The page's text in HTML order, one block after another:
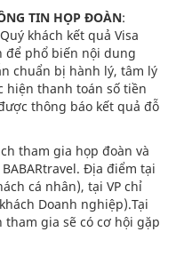
TIN HỌP ĐOÀN:
khách kết quả Visa
để phổ biến nội dung
chuẩn bị hành lý, tâm lý
hiện thanh toán số tiền
thông báo kết quả đỗ
tham gia họp đoàn và
Địa điểm tại
cá nhân), tại VP chỉ
Doanh nghiệp).Tại
gia sẽ có cơ hội gặp